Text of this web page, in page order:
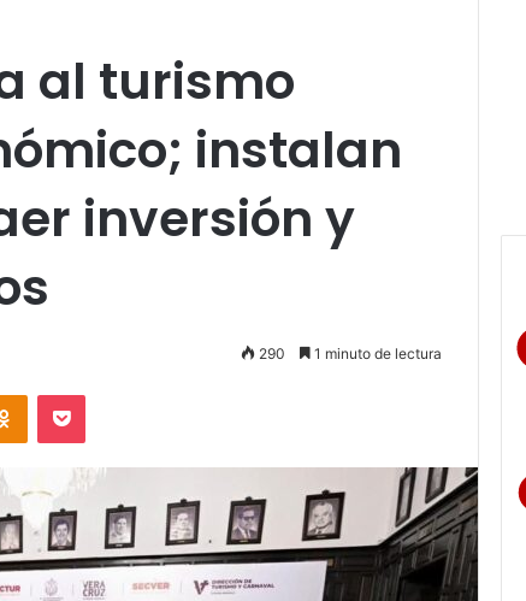
al turismo
instalan
inversión y
290 1 minuto de lectura
Odnoklassniki
Pocket